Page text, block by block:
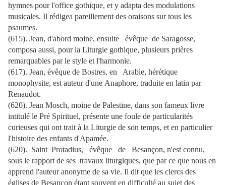
hymnes pour l'office gothique, et y adapta des modulations
musicales. Il rédigea pareillement des oraisons sur tous les
psaumes.
(615). Jean, d'abord moine, ensuite évêque de Saragosse,
composa aussi, pour la Liturgie gothique, plusieurs prières
remarquables par le style et l'harmonie.
(617). Jean, évêque de Bostres, en Arabie, hérétique
monophysite, est auteur d'une Anaphore, traduite en latin par
Renaudot.
(620). Jean Mosch, moine de Palestine, dans son fameux livre
intitulé le Pré Spirituel, présente une foule de particularités
curieuses qui ont trait à la Liturgie de son temps, et en particulier
l'histoire des enfants d'Apamée.
(620). Saint Protadius, évêque de Besançon, n'est connu,
sous le rapport de ses travaux liturgiques, que par ce que nous en
apprend l'auteur anonyme de sa vie. Il dit que les clercs des
églises de Besançon étant souvent en difficulté au sujet des